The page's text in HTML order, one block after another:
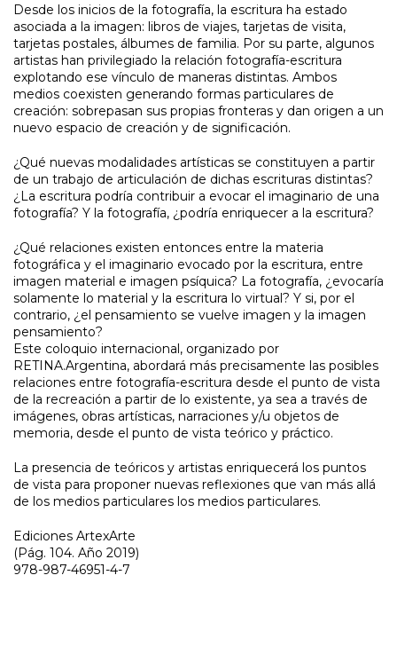
Desde los inicios de la fotografía, la escritura ha estado
asociada a la imagen: libros de viajes, tarjetas de visita,
tarjetas postales, álbumes de familia. Por su parte, algunos
artistas han privilegiado la relación fotografía-escritura
explotando ese vínculo de maneras distintas. Ambos
medios coexisten generando formas particulares de
creación: sobrepasan sus propias fronteras y dan origen a un
nuevo espacio de creación y de significación.
¿Qué nuevas modalidades artísticas se constituyen a partir
de un trabajo de articulación de dichas escrituras distintas?
¿La escritura podría contribuir a evocar el imaginario de una
fotografía? Y la fotografía, ¿podría enriquecer a la escritura?
¿Qué relaciones existen entonces entre la materia
fotográfica y el imaginario evocado por la escritura, entre
imagen material e imagen psíquica? La fotografía, ¿evocaría
solamente lo material y la escritura lo virtual? Y si, por el
contrario, ¿el pensamiento se vuelve imagen y la imagen
pensamiento?
Este coloquio internacional, organizado por
RETINA.Argentina, abordará más precisamente las posibles
relaciones entre fotografía-escritura desde el punto de vista
de la recreación a partir de lo existente, ya sea a través de
imágenes, obras artísticas, narraciones y/u objetos de
memoria, desde el punto de vista teórico y práctico.
La presencia de teóricos y artistas enriquecerá los puntos
de vista para proponer nuevas reflexiones que van más allá
de los medios particulares los medios particulares.
Ediciones ArtexArte
(Pág. 104. Año 2019)
978-987-46951-4-7